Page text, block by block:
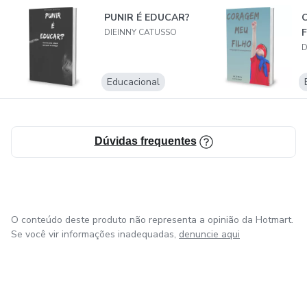
MBA Treinamento e Desenvolvimento Humano
PUNIR É EDUCAR?
DIEINNY CATUSSO
Educacional
Dúvidas frequentes
O conteúdo deste produto não representa a opinião da Hotmart.
Se você vir informações inadequadas, denuncie aqui